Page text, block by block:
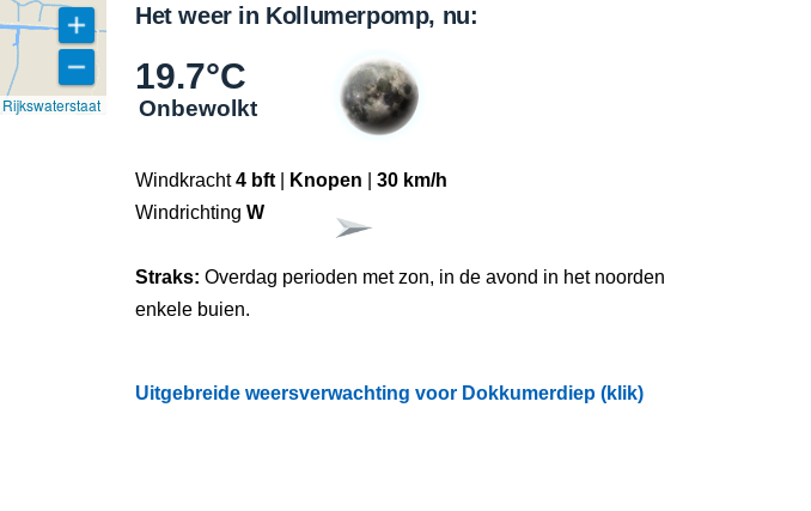
Rijkswaterstaat
Het weer in Kollumerpomp, nu:
19.7°C
Onbewolkt
Windkracht4 bft Knopen
30 km/h
Windrichting W
Straks: Overdag perioden met zon, in de avond in het noorden
enkele buien.
Uitgebreide weersverwachting voor Dokkumerdiep (klik)